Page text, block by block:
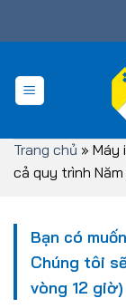
Trang chủ » Máy
cả quy trình
Bạn có
Chúng tôi
vòng 12 giờ)